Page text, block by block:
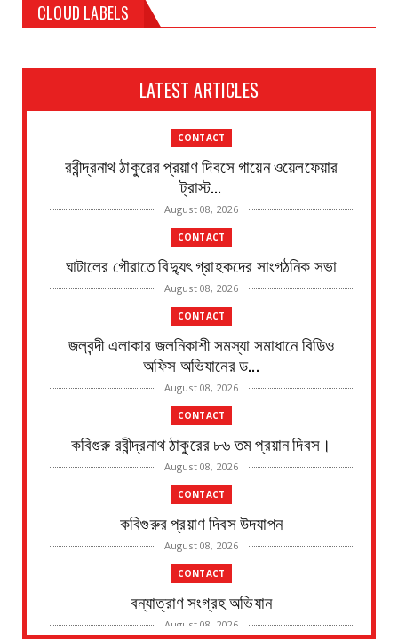
CLOUD LABELS
LATEST ARTICLES
CONTACT
রবীন্দ্রনাথ ঠাকুরের প্রয়াণ দিবসে গায়েন ওয়েলফেয়ার
ট্রাস্ট...
August 08, 2026
CONTACT
ঘাটালের গৌরাতে বিদ্যুৎ গ্রাহকদের সাংগঠনিক সভা
August 08, 2026
CONTACT
জলবন্দী এলাকার জলনিকাশী সমস্যা সমাধানে বিডিও
অফিস অভিযানের ড...
August 08, 2026
CONTACT
কবিগুরু রবীন্দ্রনাথ ঠাকুরের ৮৬ তম প্রয়ান দিবস।
August 08, 2026
CONTACT
কবিগুরুর প্রয়াণ দিবস উদযাপন
August 08, 2026
CONTACT
বন্যাত্রাণ সংগ্রহ অভিযান
August 08, 2026